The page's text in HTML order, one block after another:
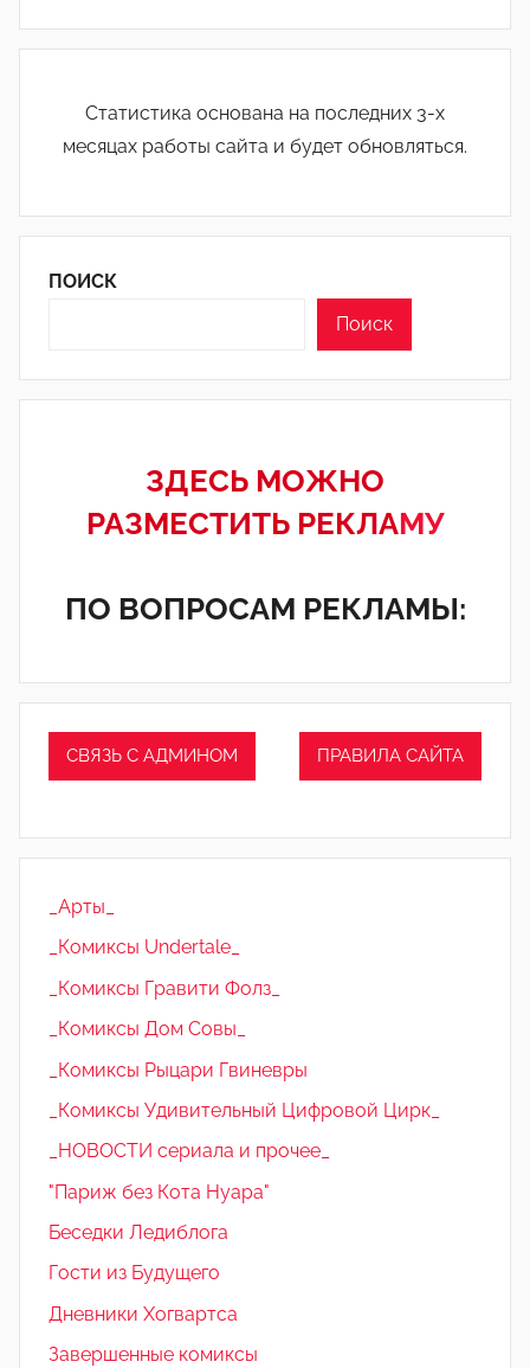
Статистика основана на последних 3-х
месяцах работы сайта и будет обновляться.
ПОИСК
Поиск
ЗДЕСЬ МОЖНО
РАЗМЕСТИТЬ РЕКЛАМУ
ПО ВОПРОСАМ РЕКЛАМЫ:
СВЯЗЬ С АДМИНОМ ПРАВИЛА САЙТА
_Арты_
_Комиксы Undertale_
_Комиксы Гравити Фолз_
_Комиксы Дом Совы_
_Комиксы Рыцари Гвиневры
_Комиксы Удивительный Цифровой Цирк_
_НОВОСТИ сериала и прочее_
"Париж без Кота Нуара"
Беседки Ледиблога
Гости из Будущего
Дневники Хогвартса
Завершенные комиксы